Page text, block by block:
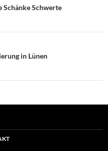
Schänke Schwerte
in Lünen